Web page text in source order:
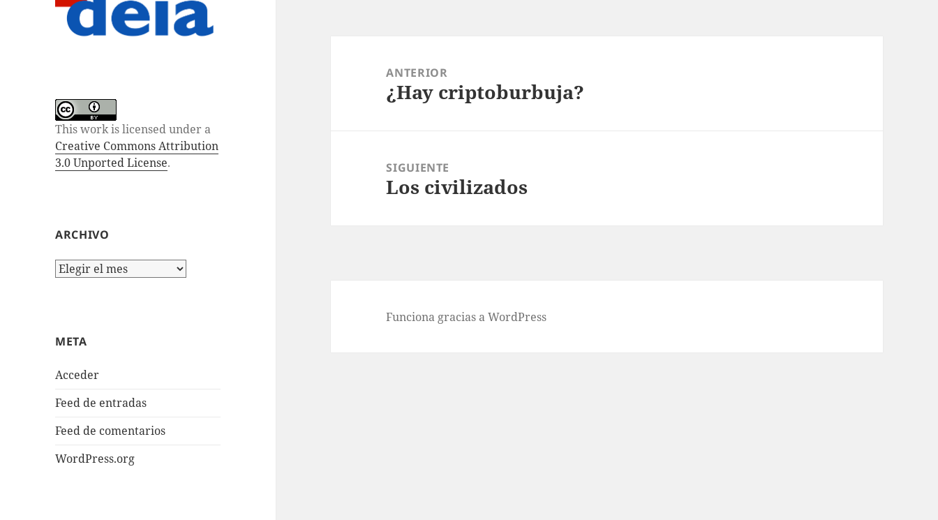
This work is licensed under a
Creative Commons Attribution
3.0 Unported License.
ARCHIVO
Archivo
META
Acceder
Feed de entradas
Feed de comentarios
WordPress.org
ANTERIOR
Entrada
¿Hay criptoburbuja?
SIGUIENTE
Entrada
Los civilizados
Funciona gracias a WordPress